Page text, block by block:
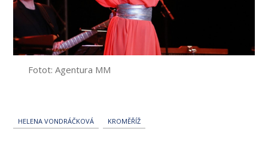
Fotot: Agentura MM
HELENA VONDRÁČKOVÁ KROMĚŘÍŽ